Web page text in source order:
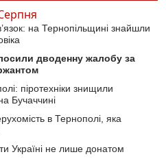
на Тернопільщині знайшли
дводенну жалобу за
піротехніки знищили
Бучаччині
в Тернополі, яка
Україні не лише донатом